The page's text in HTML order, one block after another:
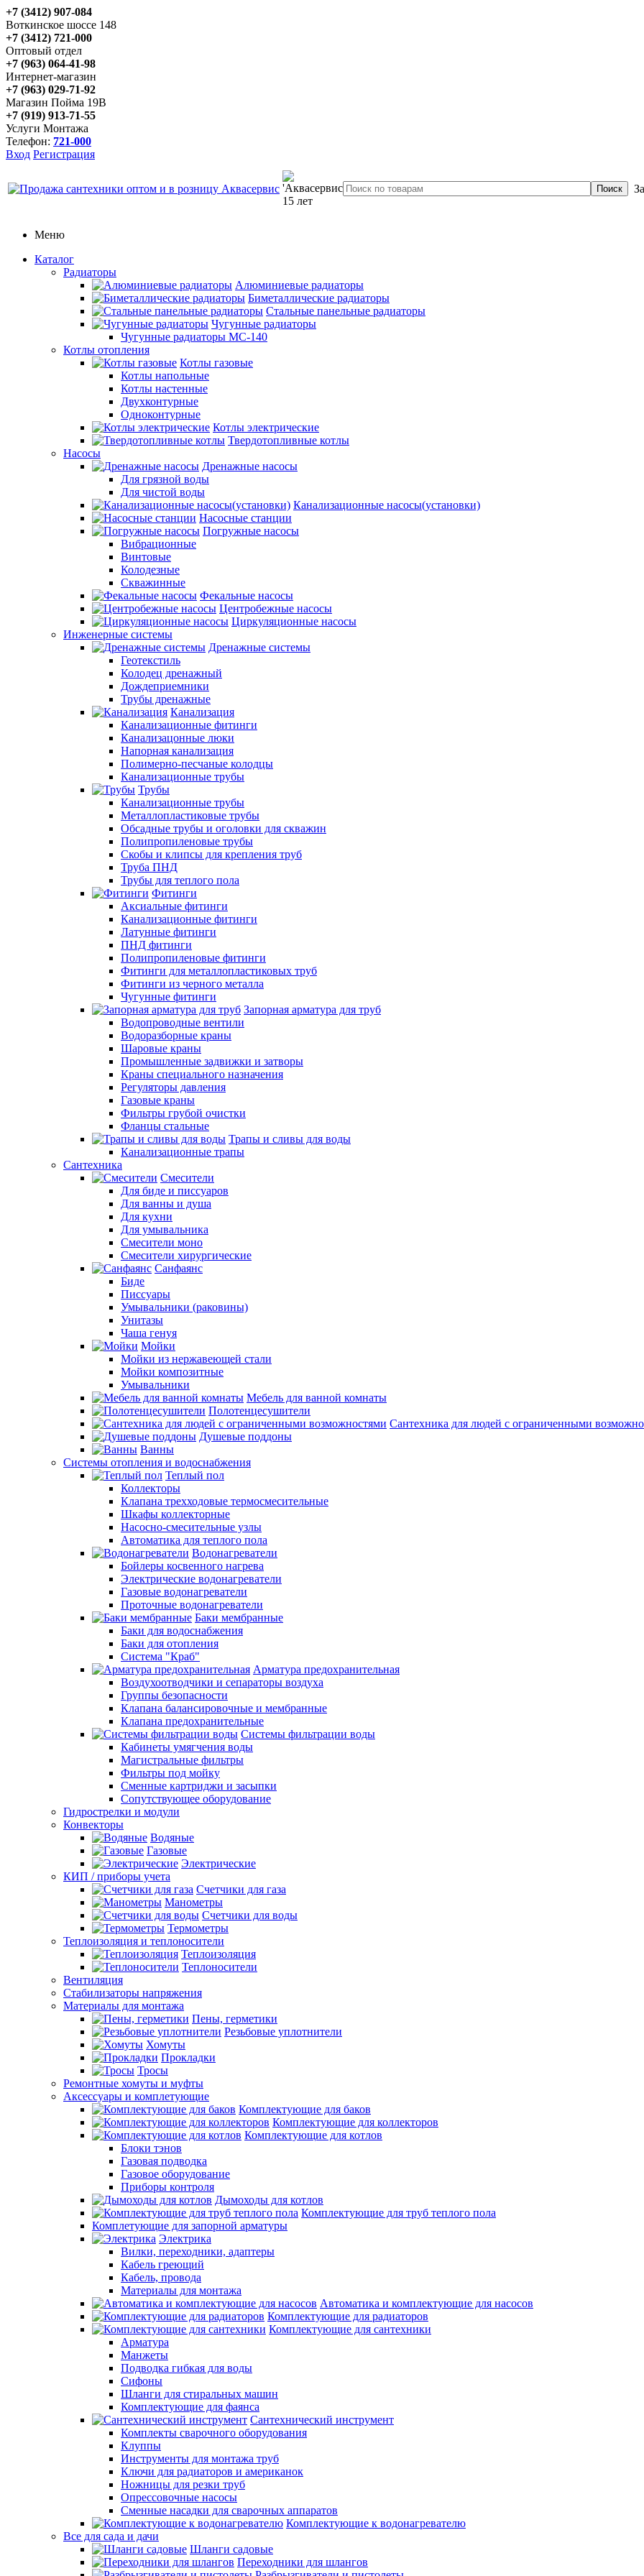
+7 (3412) 907-084
Воткинское шоссе 148
+7 (3412) 721-000
Оптовый отдел
+7 (963) 064-41-98
Интернет-магазин
+7 (963) 029-71-92
Магазин Пойма 19В
+7 (919) 913-71-55
Услуги Монтажа
Телефон: 721-000
Вход Регистрация
Меню
Каталог
Радиаторы
Алюминиевые радиаторы
Биметаллические радиаторы
Стальные панельные радиаторы
Чугунные радиаторы
Чугунные радиаторы МС-140
Котлы отопления
Котлы газовые
Котлы напольные
Котлы настенные
Двухконтурные
Одноконтурные
Котлы электрические
Твердотопливные котлы
Насосы
Дренажные насосы
Для грязной воды
Для чистой воды
Канализационные насосы(установки)
Насосные станции
Погружные насосы
Вибрационные
Винтовые
Колодезные
Скважинные
Фекальные насосы
Центробежные насосы
Циркуляционные насосы
Инженерные системы
Дренажные системы
Геотекстиль
Колодец дренажный
Дождеприемники
Трубы дренажные
Канализация
Канализационные фитинги
Канализацонные люки
Напорная канализация
Полимерно-песчаные колодцы
Канализационные трубы
Трубы
Канализационные трубы
Металлопластиковые трубы
Обсадные трубы и оголовки для скважин
Полипропиленовые трубы
Скобы и клипсы для крепления труб
Труба ПНД
Трубы для теплого пола
Фитинги
Аксиальные фитинги
Канализационные фитинги
Латунные фитинги
ПНД фитинги
Полипропиленовые фитинги
Фитинги для металлопластиковых труб
Фитинги из черного металла
Чугунные фитинги
Запорная арматура для труб
Водопроводные вентили
Водоразборные краны
Шаровые краны
Промышленные задвижки и затворы
Краны специального назначения
Регуляторы давления
Газовые краны
Фильтры грубой очистки
Фланцы стальные
Трапы и сливы для воды
Канализационные трапы
Сантехника
Смесители
Для биде и писсуаров
Для ванны и душа
Для кухни
Для умывальника
Смесители моно
Смесители хирургические
Санфаянс
Биде
Писсуары
Умывальники (раковины)
Унитазы
Чаша генуя
Мойки
Мойки из нержавеющей стали
Мойки композитные
Умывальники
Мебель для ванной комнаты
Полотенцесушители
Сантехника для людей с ограниченными
Душевые поддоны
Ванны
Системы отопления и водоснабжения
Теплый пол
Коллекторы
Клапана трехходовые термосмесительные
Шкафы коллекторные
Насосно-смесительные узлы
Автоматика для теплого пола
Водонагреватели
Бойлеры косвенного нагрева
Электрические водонагреватели
Газовые водонагреватели
Проточные водонагреватели
Баки мембранные
Баки для водоснабжения
Баки для отопления
Система "Краб"
Арматура предохранительная
Воздухоотводчики и сепараторы воздуха
Группы безопасности
Клапана балансировочные и мембранные
Клапана предохранительные
Системы фильтрации воды
Кабинеты умягчения воды
Магистральные фильтры
Фильтры под мойку
Сменные картриджи и засыпки
Сопутствующее оборудование
Гидрострелки и модули
Конвекторы
Водяные
Газовые
Электрические
КИП / приборы учета
Счетчики для газа
Манометры
Счетчики для воды
Термометры
Теплоизоляция и теплоносители
Теплоизоляция
Теплоносители
Вентиляция
Стабилизаторы напряжения
Материалы для монтажа
Пены, герметики
Резьбовые уплотнители
Хомуты
Прокладки
Тросы
Ремонтные хомуты и муфты
Аксессуары и комплетующие
Комплектующие для баков
Комплектующие для коллекторов
Комплектующие для котлов
Блоки тэнов
Газовая подводка
Газовое оборудование
Приборы контроля
Дымоходы для котлов
Комплектующие для труб теплого пола
Комплетующие для запорной арматуры
Электрика
Вилки, переходники, адаптеры
Кабель греющий
Кабель, провода
Материалы для монтажа
Автоматика и комплектующие для насосов
Комплектующие для радиаторов
Комплектующие для сантехники
Арматура
Манжеты
Подводка гибкая для воды
Сифоны
Шланги для стиральных машин
Комплектующие для фаянса
Сантехнический инструмент
Комплекты сварочного оборудования
Клуппы
Инструменты для монтажа труб
Ключи для радиаторов и американок
Ножницы для резки труб
Опрессовочные насосы
Сменные насадки для сварочных аппаратов
Комплектующие к водонагревателю
Все для сада и дачи
Шланги садовые
Переходники для шлангов